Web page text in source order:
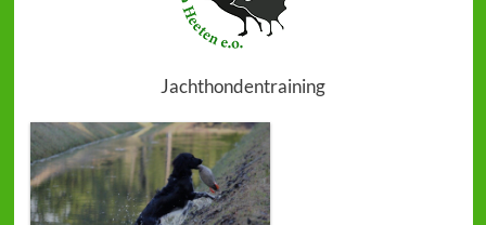
Jachthondentraining